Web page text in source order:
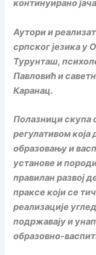
континуирано
Аутори и
српског језика у
Турунташ,
Павловић и
Каранац.
Полазници скупа
регулативом
образовању и
установе и
правилан развој
праксе који се
реализације
подржавају и
образовно-